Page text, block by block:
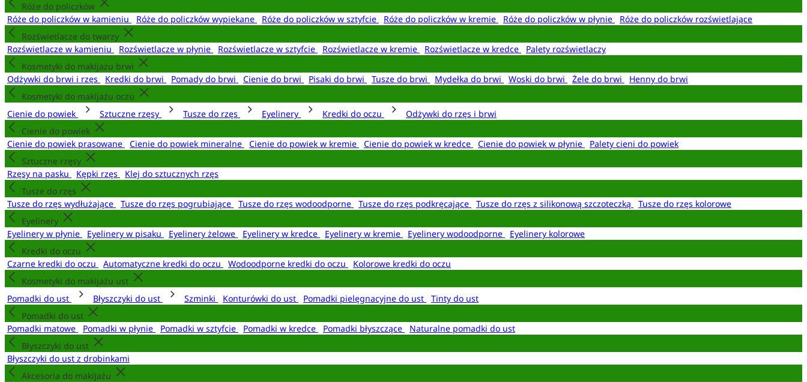
Róże do policzków
Róże do policzków w kamieniu
Róże do policzków wypiekane Róże do policzków w sztyfcie Róże do policzków w kremie Róże do policzków w płynie
Róże do policzków rozświetlające
Rozświetlacze do twarzy
Rozświetlacze w kamieniu
Rozświetlacze w płynie Rozświetlacze w sztyfcie Rozświetlacze w kremie Rozświetlacze w kredce
Palety rozświetlaczy
Kosmetyki do makijażu brwi
Odżywki do brwi i rzęs
Kredki do brwi Pomady do brwi Cienie do brwi Pisaki do brwi Tusze do brwi Mydełka do brwi Woski do brwi Żele do brwi
Henny do brwi
Kosmetyki do makijażu oczu
Cienie do powiek
Sztuczne rzęsy Tusze do rzęs Eyelinery Kredki do oczu
Odżywki do rzęs i brwi
Cienie do powiek
Cienie do powiek prasowane
Cienie do powiek mineralne Cienie do powiek w kremie Cienie do powiek w kredce Cienie do powiek w płynie
Palety cieni do powiek
Sztuczne rzęsy
Rzęsy na pasku
Kępki rzęs
Klej do sztucznych rzęs
Tusze do rzęs
Tusze do rzęs wydłużające
Tusze do rzęs pogrubiające Tusze do rzęs wodoodporne Tusze do rzęs podkręcające Tusze do rzęs z silikonową szczoteczką
Tusze do rzęs kolorowe
Eyelinery
Eyelinery w płynie
Eyelinery w pisaku Eyelinery żelowe Eyelinery w kredce Eyelinery w kremie Eyelinery wodoodporne
Eyelinery kolorowe
Kredki do oczu
Czarne kredki do oczu
Automatyczne kredki do oczu Wodoodporne kredki do oczu
Kolorowe kredki do oczu
Kosmetyki do makijażu ust
Pomadki do ust
Błyszczyki do ust Szminki Konturówki do ust Pomadki pielęgnacyjne do ust
Tinty do ust
Pomadki do ust
Pomadki matowe
Pomadki w płynie Pomadki w sztyfcie Pomadki w kredce Pomadki błyszczące
Naturalne pomadki do ust
Błyszczyki do ust
Błyszczyki do ust z drobinkami
Akcesoria do makijażu